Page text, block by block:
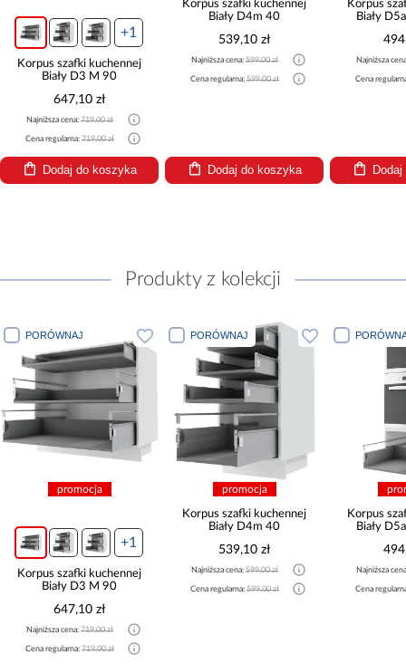
+1
Korpus szafki kuchennej
Biały D3 M 90
647,10 zł
Najniższa cena: 719,00 zł
Cena regularna: 719,00 zł
Dodaj do koszyka
Korpus szafki kuchennej
Biały D4m 40
539,10 zł
Najniższa cena: 599,00 zł
Cena regularna: 599,00 zł
Dodaj do koszyka
Korpus
Biały
Najniższa
Cena
Produkty z kolekcji
PORÓWNAJ
promocja
+1
Korpus szafki kuchennej
Biały D3 M 90
647,10 zł
Najniższa cena: 719,00 zł
Cena regularna: 719,00 zł
PORÓWNAJ
promocja
Korpus szafki kuchennej
Biały D4m 40
539,10 zł
Najniższa cena: 599,00 zł
Cena regularna: 599,00 zł
Korpus
Biały
Najniższa
Cena